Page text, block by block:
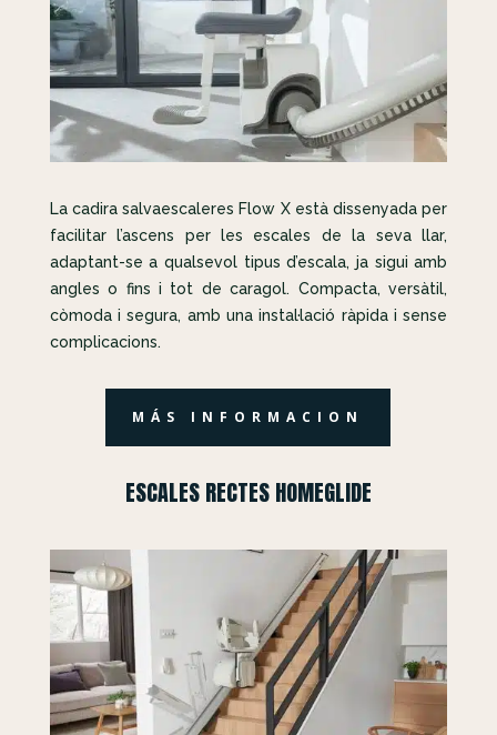
La cadira salvaescaleres Flow X està dissenyada per
facilitar l’ascens per les escales de la seva llar,
adaptant-se a qualsevol tipus d’escala, ja sigui amb
angles o fins i tot de caragol. Compacta, versàtil,
còmoda i segura, amb una instal·lació ràpida i sense
complicacions.
MÁS INFORMACION
ESCALES RECTES HOMEGLIDE